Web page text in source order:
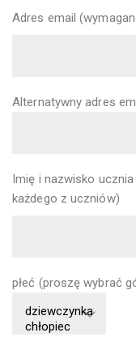
Adres email
Alternatywny adres
Imię i nazwisko
każdego z uczniów)
płeć (proszę wybrać